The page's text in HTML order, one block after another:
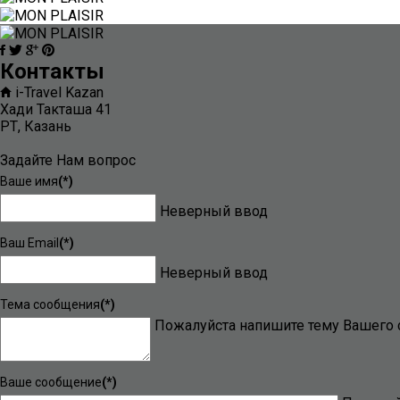
Контакты
i-Travel Kazan
Хади Такташа 41
РТ, Казань
Задайте Нам вопрос
Ваше имя(*)
Неверный ввод
Ваш Email (*)
Неверный ввод
Тема сообщения(*)
Пожалуйста напишите тему Вашего
Ваше сообщение(*)